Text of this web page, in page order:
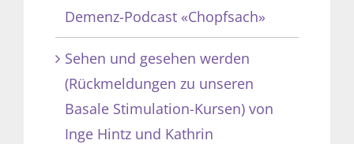
Demenz-Podcast «Chopfsach»
Sehen und gesehen werden
(Rückmeldungen zu unseren
Basale Stimulation-Kursen) von
Inge Hintz und Kathrin